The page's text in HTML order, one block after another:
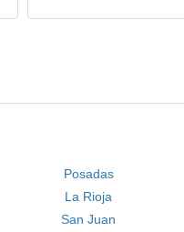
Posadas
La Rioja
San Juan